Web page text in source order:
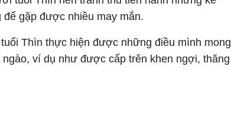
gặp được nhiều may mắn.
Thìn thực hiện được những điều mình mong
ngào, ví dụ như được cấp trên khen ngợi, thăng